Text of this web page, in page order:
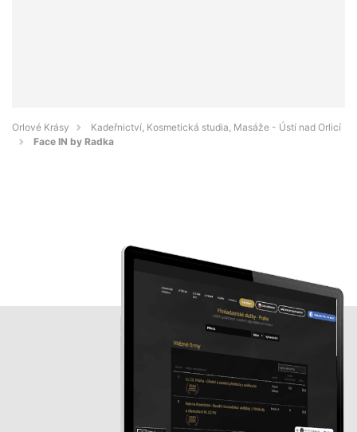
Orlové Krásy
Kadeřnictví, Kosmetická studia, Masáže - Ústí nad Orlicí
Face IN by Radka